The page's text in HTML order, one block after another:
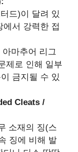
드)이 달려 있
에서 강력한 접
마추어 리그
제로 인해 일부
금지될 수 있
Cleats /
소재의 징(스
징에 비해 발